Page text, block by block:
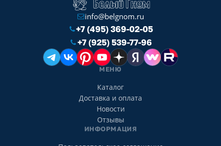
info@belgnom.ru
+7 (495) 369-02-05
+7 (925) 539-77-96
МЕНЮ
Каталог
Доставка и оплата
Новости
Отзывы
ИНФОРМАЦИЯ